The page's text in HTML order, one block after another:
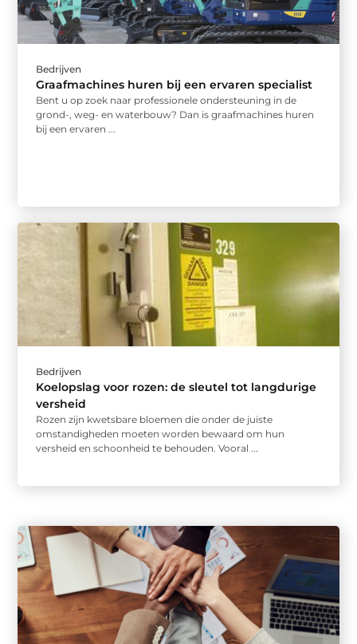
Bedrijven
Graafmachines huren bij een ervaren specialist
Bent u op zoek naar professionele ondersteuning in de
grond-, weg- en waterbouw? Dan is graafmachines huren
bij een ervaren ...
Bedrijven
Koelopslag voor rozen: de sleutel tot langdurige
versheid
Rozen zijn kwetsbare bloemen die onder de juiste
omstandigheden moeten worden bewaard om hun
versheid en schoonheid te behouden. Vooral ...